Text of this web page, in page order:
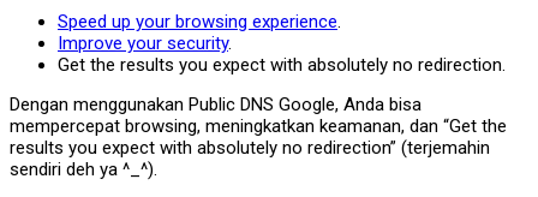
Speed up your browsing experience.
Improve your security.
Get the results you expect with absolutely no redirection.
Dengan menggunakan Public DNS Google, Anda bisa
mempercepat browsing, meningkatkan keamanan, dan “Get the
results you expect with absolutely no redirection” (terjemahin
sendiri deh ya ^_^).